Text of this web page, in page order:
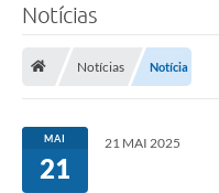
Atribuições
Transparência
Notícias
Notícias Notícia
MAI
21
21 MAI 2025